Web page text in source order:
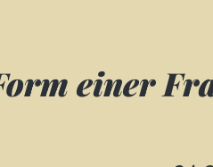
einer